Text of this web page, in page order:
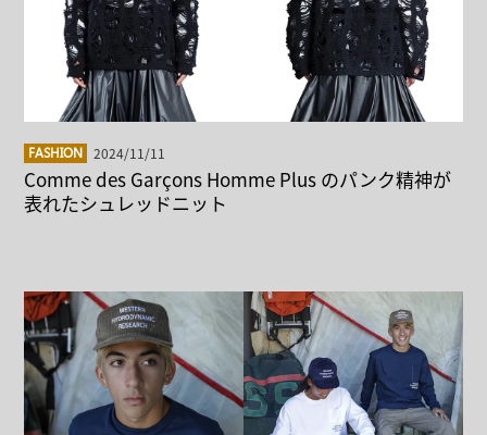
FASHION 2024/11/11
Comme des Garçons Homme Plus のパンク精神が
表れたシュレッドニット